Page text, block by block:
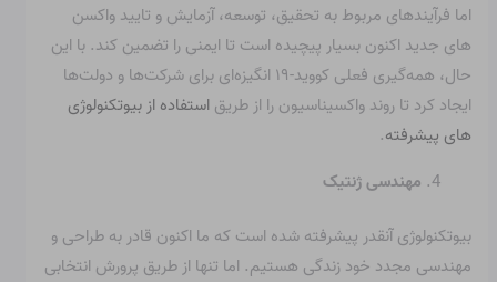
اما فرآیندهای مربوط به تحقیق، توسعه، آزمایش و تایید واکسن
های جدید اکنون بسیار پیچیده است تا ایمنی را تضمین کند. با این
حال، همه‌گیری فعلی کووید-۱۹ انگیزه‌ای برای شرکت‌ها و دولت‌ها
ایجاد کرد تا روند واکسیناسیون را از طریقاستفاده از بیوتکنولوژی
های پیشرفته.
مهندسی ژنتیک
بیوتکنولوژی آنقدر پیشرفته شده است که ما اکنون قادر به طراحی و
مهندسی مجدد خود زندگی هستیم. اما تنها از طریق پرورش انتخابی